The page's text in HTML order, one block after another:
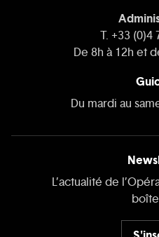
T. +33 (0)4
De 8h à 12h et
Du mardi au
L’actualité de